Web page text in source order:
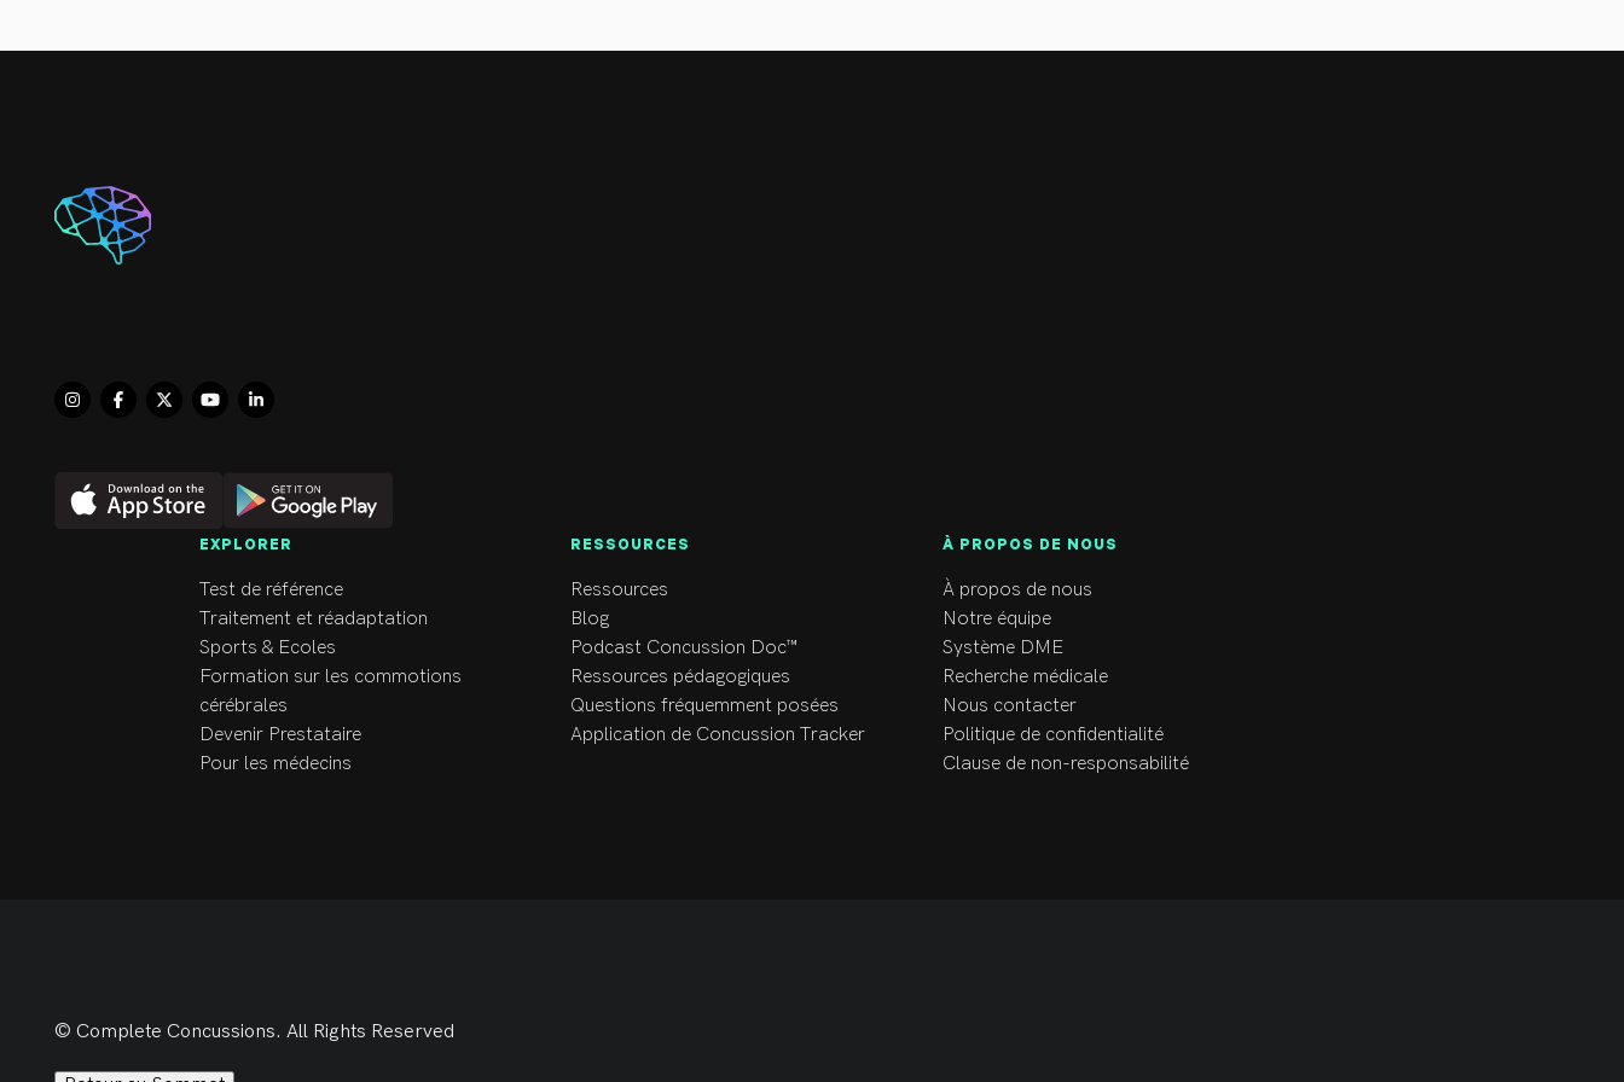
EXPLORER
Test de référence
Traitement et réadaptation
Sports & Ecoles
Formation sur les commotions
cérébrales
Devenir Prestataire
Pour les médecins
RESSOURCES
Ressources
Blog
Podcast Concussion Doc™
Ressources pédagogiques
Questions fréquemment posées
Application de Concussion Tracker
À PROPOS DE NOUS
À propos de nous
Notre équipe
Système DME
Recherche médicale
Nous contacter
Politique de confidentialité
Clause de non-responsabilité
© Complete Concussions. All Rights Reserved